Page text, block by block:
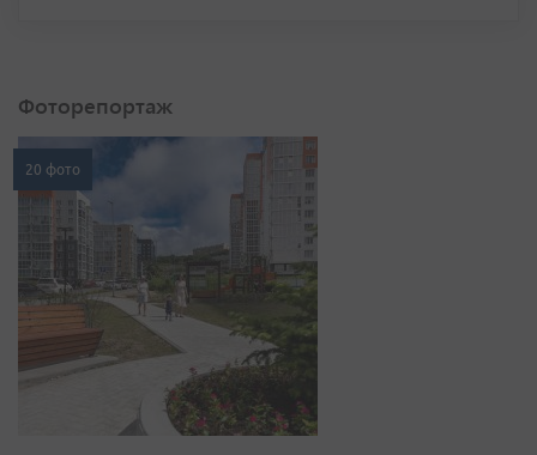
Фоторепортаж
20 фото